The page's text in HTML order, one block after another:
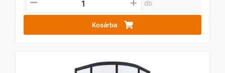
db
Kosárba